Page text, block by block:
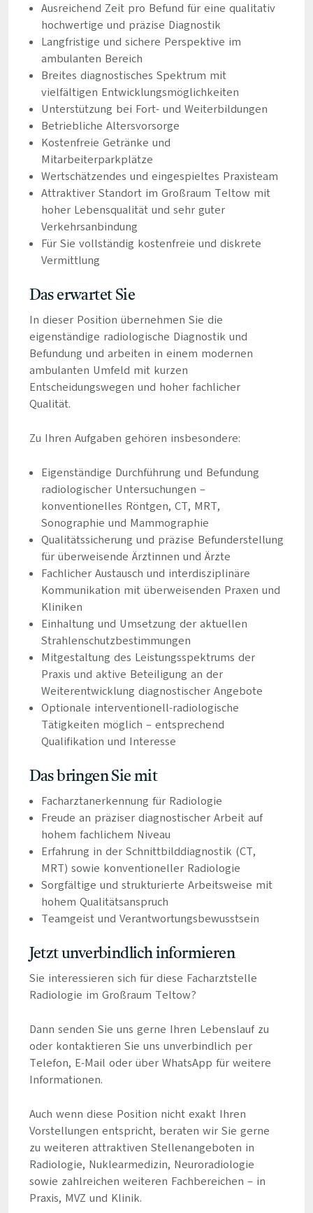
Ausreichend Zeit pro Befund für eine qualitativ
hochwertige und präzise Diagnostik
Langfristige und sichere Perspektive im
ambulanten Bereich
Breites diagnostisches Spektrum mit
vielfältigen Entwicklungsmöglichkeiten
Unterstützung bei Fort- und Weiterbildungen
Betriebliche Altersvorsorge
Kostenfreie Getränke und
Mitarbeiterparkplätze
Wertschätzendes und eingespieltes Praxisteam
Attraktiver Standort im Großraum Teltow mit
hoher Lebensqualität und sehr guter
Verkehrsanbindung
Für Sie vollständig kostenfreie und diskrete
Vermittlung
Das erwartet Sie
In dieser Position übernehmen Sie die
eigenständige radiologische Diagnostik und
Befundung und arbeiten in einem modernen
ambulanten Umfeld mit kurzen
Entscheidungswegen und hoher fachlicher
Qualität.
Zu Ihren Aufgaben gehören insbesondere:
Eigenständige Durchführung und Befundung
radiologischer Untersuchungen –
konventionelles Röntgen, CT, MRT,
Sonographie und Mammographie
Qualitätssicherung und präzise Befunderstellung
für überweisende Ärztinnen und Ärzte
Fachlicher Austausch und interdisziplinäre
Kommunikation mit überweisenden Praxen und
Kliniken
Einhaltung und Umsetzung der aktuellen
Strahlenschutzbestimmungen
Mitgestaltung des Leistungsspektrums der
Praxis und aktive Beteiligung an der
Weiterentwicklung diagnostischer Angebote
Optionale interventionell-radiologische
Tätigkeiten möglich – entsprechend
Qualifikation und Interesse
Das bringen Sie mit
Facharztanerkennung für Radiologie
Freude an präziser diagnostischer Arbeit auf
hohem fachlichem Niveau
Erfahrung in der Schnittbilddiagnostik (CT,
MRT) sowie konventioneller Radiologie
Sorgfältige und strukturierte Arbeitsweise mit
hohem Qualitätsanspruch
Teamgeist und Verantwortungsbewusstsein
Jetzt unverbindlich informieren
Sie interessieren sich für diese Facharztstelle
Radiologie im Großraum Teltow?
Dann senden Sie uns gerne Ihren Lebenslauf zu
oder kontaktieren Sie uns unverbindlich per
Telefon, E-Mail oder über WhatsApp für weitere
Informationen.
Auch wenn diese Position nicht exakt Ihren
Vorstellungen entspricht, beraten wir Sie gerne
zu weiteren attraktiven Stellenangeboten in
Radiologie, Nuklearmedizin, Neuroradiologie
sowie zahlreichen weiteren Fachbereichen – in
Praxis, MVZ und Klinik.